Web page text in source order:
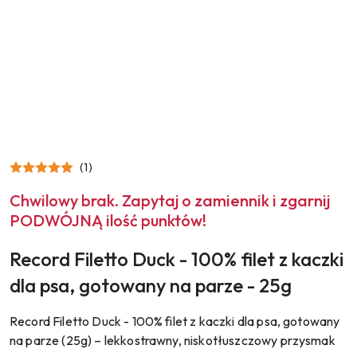
(1)
Chwilowy brak. Zapytaj o zamiennik i zgarnij
PODWÓJNĄ ilość punktów!
Record Filetto Duck - 100% filet z kaczki
dla psa, gotowany na parze - 25g
Record Filetto Duck - 100% filet z kaczki dla psa, gotowany
na parze (25g) – lekkostrawny, niskotłuszczowy przysmak